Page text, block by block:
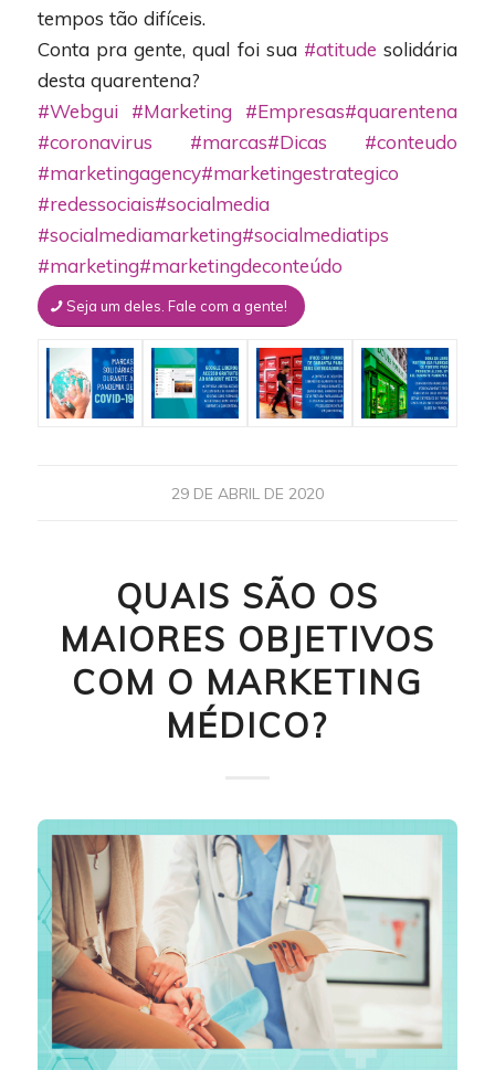
tempos tão difíceis.
Conta pra gente, qual foi sua #atitudesolidária
desta quarentena?
#Webgui
#Marketing #Empresas#quarentena
#coronavirus
#marcas#Dicas
#conteudo
#marketingagency#marketingestrategico
#redessociais#socialmedia
#socialmediamarketing#socialmediatips
#marketing#marketingdeconteúdo
Seja um deles. Fale com a gente!
29 DE ABRIL DE 2020
QUAIS SÃO OS
MAIORES OBJETIVOS
COM O MARKETING
MÉDICO?